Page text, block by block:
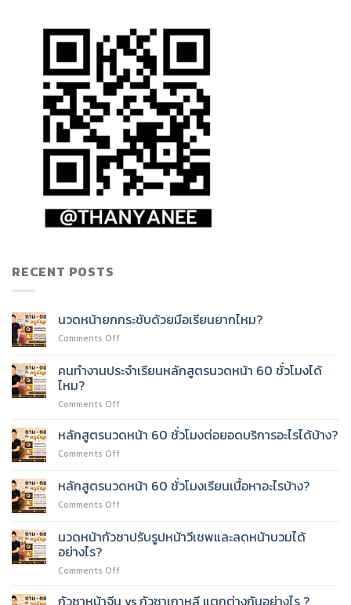
RECENT POSTS
นวดหน้ายกกระชับด้วยมือเรียนยากไหม?
Comments Off
หน้า
ยก
เรียน
คนทำงานประจำเรียนหลักสูตรนวดหน้า 60 ชั่วโมงได้
ไหม?
Comments Off
ทำงาน
ประจำ
นวด
ได้
หลักสูตรนวดหน้า 60 ชั่วโมงต่อยอดบริการอะไรได้บ้าง?
Comments Off
หน้า
ต่อย
บ้าง?
หลักสูตรนวดหน้า 60 ชั่วโมงเรียนเนื้อหาอะไรบ้าง?
Comments Off
นวด
หน้า
เนื้อหา
นวดหน้ากัวซาปรับรูปหน้าวีเชพและลดหน้าบวมได้
อย่างไร?
Comments Off
หน้า
กัวซาหน้าจีน vs กัวซาเกาหลี แตกต่างกันอย่างไร ?